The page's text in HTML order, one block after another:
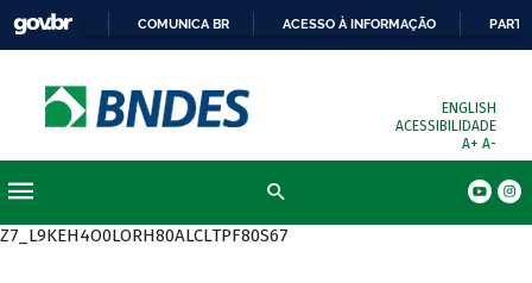
COMUNICA BR ACESSO À INFORMAÇÃO
ENGLISH
ACESSIBILIDADE
A+ A-
Z7_L9KEH4O0LORH80ALCLTPF80S67